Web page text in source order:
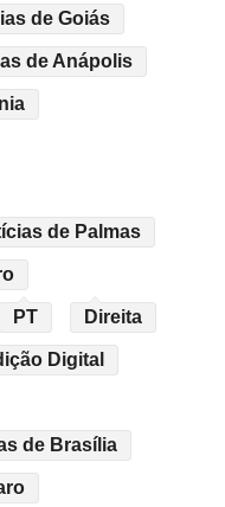
de Goiás
de Anápolis
de Palmas
PT Direita
Digital
de Brasília